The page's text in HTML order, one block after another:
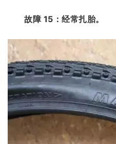
故障 15：经常扎胎。